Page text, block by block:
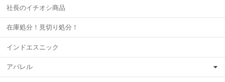
社長のイチオシ商品
在庫処分！見切り処分！
インドエスニック
アパレル